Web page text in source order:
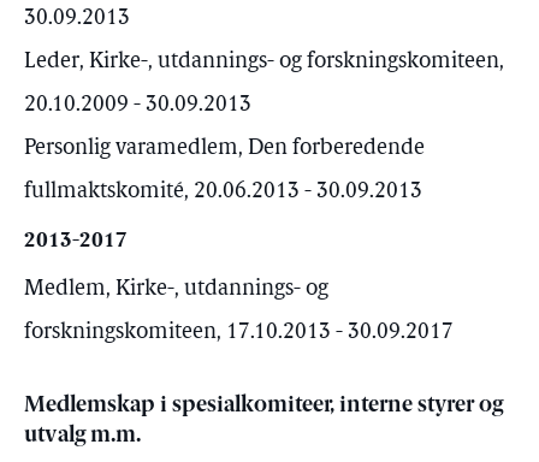
30.09.2013
Leder, Kirke-, utdannings- og forskningskomiteen,
20.10.2009 - 30.09.2013
Personlig varamedlem, Den forberedende
fullmaktskomité, 20.06.2013 - 30.09.2013
2013-2017
Medlem, Kirke-, utdannings- og
forskningskomiteen, 17.10.2013 - 30.09.2017
Medlemskap i spesialkomiteer, interne styrer og
utvalg m.m.